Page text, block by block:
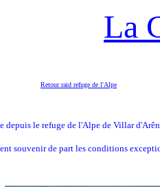
La
Retour raid refuge de l'Alpe
depuis le refuge de l'Alpe de Villar
souvenir de part les conditions